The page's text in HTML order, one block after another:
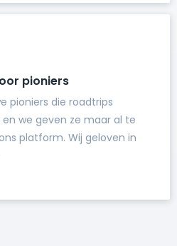
pioniers
pioniers die roadtrips
we geven ze maar al te
platform. Wij geloven in